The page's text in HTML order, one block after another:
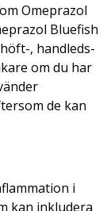
Omeprazol
Bluefish
, handleds-
om du har
de kan
i
kan inkludera